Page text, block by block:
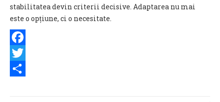
stabilitatea devin criterii decisive. Adaptarea nu mai
este o opțiune, ci o necesitate.
Facebook
Twitter